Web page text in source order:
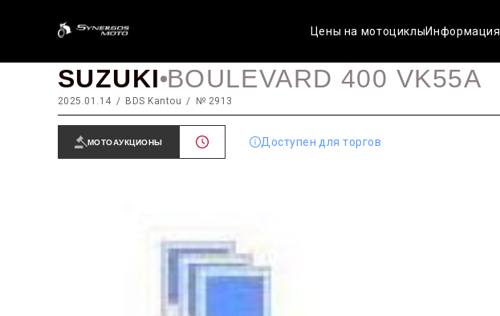
Цены на мотоциклыИнформация
SUZUKI BOULEVARD 400 VK55A
2025.01.14 BDS Kantou № 2913
МОТОАУКЦИОНЫ Доступен для торгов